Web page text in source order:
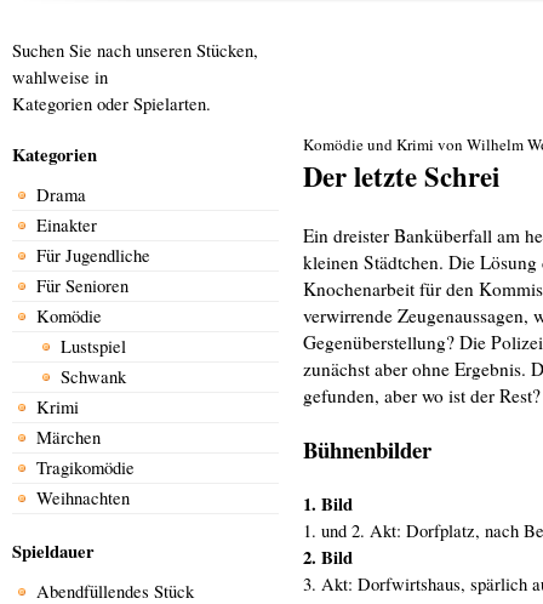
Suchen Sie nach unseren Stücken,
wahlweise in
Kategorien oder Spielarten.
Kategorien
Drama
Einakter
Für Jugendliche
Für Senioren
Komödie
Lustspiel
Schwank
Krimi
Märchen
Tragikomödie
Weihnachten
Spieldauer
Abendfüllendes Stück
Komödie und Krimi von Wilhelm
Der letzte Schrei
Ein dreister Banküberfall am
kleinen Städtchen. Die Lösung
Knochenarbeit für den
verwirrende Zeugenaussagen,
Gegenüberstellung? Die
zunächst aber ohne Ergebnis.
gefunden, aber wo ist der Rest?
Bühnenbilder
1. Bild
1. und 2. Akt: Dorfplatz, nach
2. Bild
3. Akt: Dorfwirtshaus, spärlich